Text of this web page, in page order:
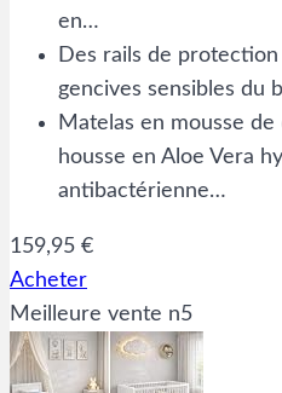
en…
Des rails de
gencives sensibles du
Matelas en mousse
housse en Aloe Vera
antibactérienne…
159,95 €
Acheter
Meilleure vente n5